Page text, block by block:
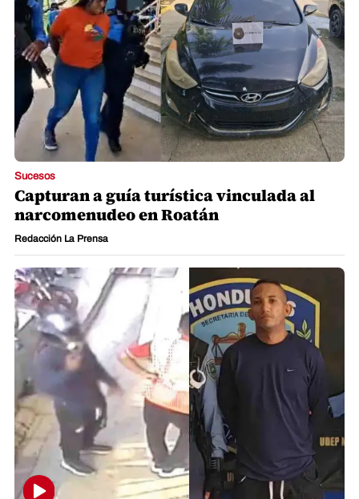
Sucesos
Capturan a guía turística vinculada al
narcomenudeo en Roatán
Redacción La Prensa